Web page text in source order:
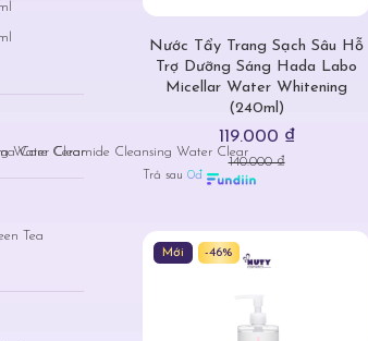
Water Clear
Care Ceramide Cleansing Water Clear
Tea
Nước Tẩy Trang Sạch Sâu Hỗ
Trợ Dưỡng Sáng Hada Labo
Micellar Water Whitening
(240ml)
119.000 ₫
140.000 ₫
Trả sau0đ
Mới -46%